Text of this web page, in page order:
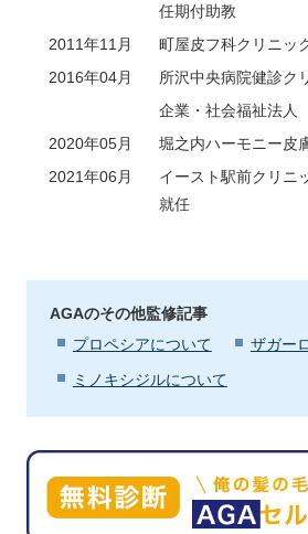
任期付助教
2011年11月
町屋皮フ科クリニ
2016年04月
所沢中央病院健診ク
企業・社会福祉法
2020年05月
堀之内ハーモニー
2021年06月
イースト駅前クリ
就任
AGAのその他監修記事
プロペシアについて
ザガー
ミノキシジルについて